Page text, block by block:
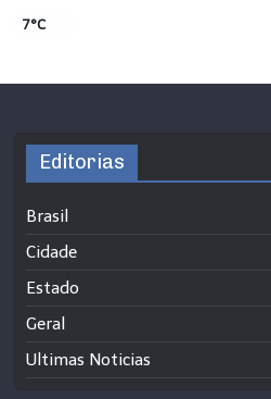
7°C
Editorias
Brasil
Cidade
Estado
Geral
Ultimas Noticias